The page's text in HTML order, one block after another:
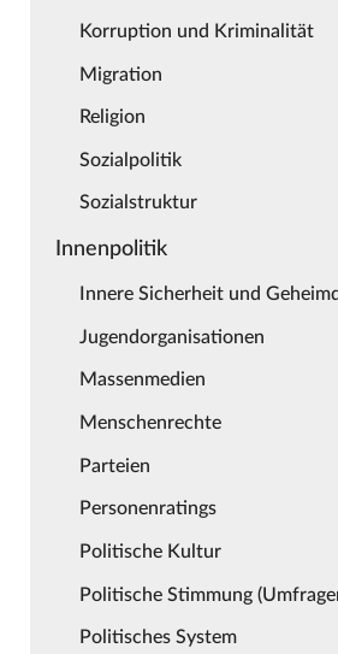
Korruption und Kriminalität
Migration
Religion
Sozialpolitik
Sozialstruktur
Innenpolitik
Innere Sicherheit und
Jugendorganisationen
Massenmedien
Menschenrechte
Parteien
Personenratings
Politische Kultur
Politische Stimmung
Politisches System